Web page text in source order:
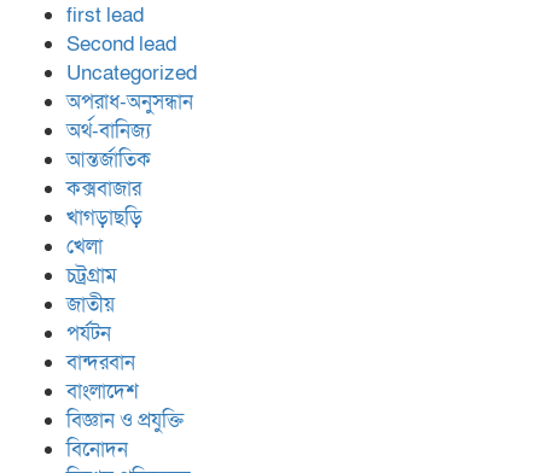
first lead
Second lead
Uncategorized
অপরাধ-অনুসন্ধান
অর্থ-বানিজ্য
আন্তর্জাতিক
কক্সবাজার
খাগড়াছড়ি
খেলা
চট্রগ্রাম
জাতীয়
পর্যটন
বান্দরবান
বাংলাদেশ
বিজ্ঞান ও প্রযুক্তি
বিনোদন